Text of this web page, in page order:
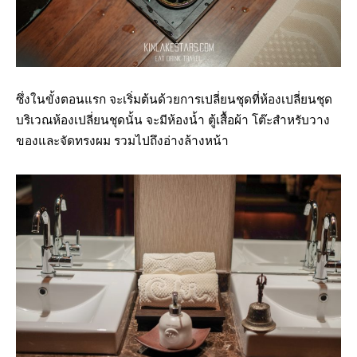
ซึ่งในขั้งตอนแรก จะเริ่มต้นด้วยการเปลี่ยนชุดที่ห้องเปลี่ยนชุด
บริเวณห้องเปลี่ยนชุดนั้น จะมีห้องน้ำ ตู้เสื้อผ้า โต๊ะสำหรับวาง
ของและจัดทรงผม รวมไปถึงอ่างล้างหน้า